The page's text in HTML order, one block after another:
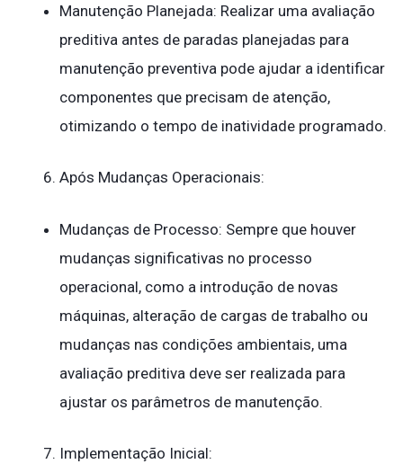
Manutenção Planejada: Realizar uma avaliação
preditiva antes de paradas planejadas para
manutenção preventiva pode ajudar a identificar
componentes que precisam de atenção,
otimizando o tempo de inatividade programado.
Após Mudanças Operacionais:
Mudanças de Processo: Sempre que houver
mudanças significativas no processo
operacional, como a introdução de novas
máquinas, alteração de cargas de trabalho ou
mudanças nas condições ambientais, uma
avaliação preditiva deve ser realizada para
ajustar os parâmetros de manutenção.
Implementação Inicial: